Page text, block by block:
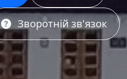
Зворотній зв'язок